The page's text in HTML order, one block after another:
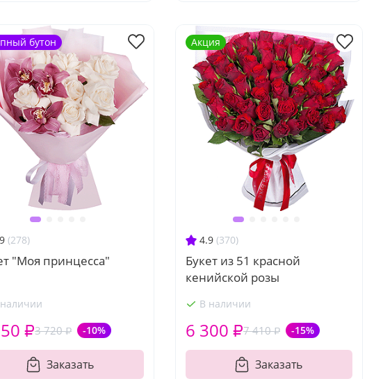
(278)
"Моя принцесса"
3 720 ₽ -10%
₽
Заказать
бутон
4.9 (370)
Букет из 51 красной
кенийской розы
В наличии
7 410 ₽ -15%
6 300 ₽
Заказать
Акция